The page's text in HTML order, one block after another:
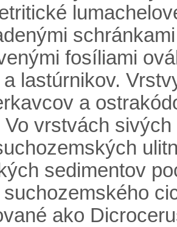
fosíliami
lastúrnikov.
a
Vo vrstvách
sedimentov
ako